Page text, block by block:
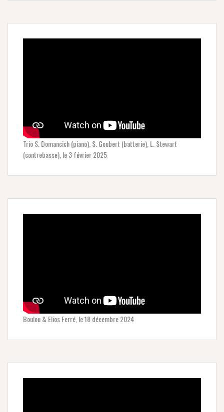
Trio S. Domancich (piano), S. Goubert (batterie), L. Stewart
(contrebasse), le 3 février 2025
Boulou & Elios Ferré, le 18 décembre 2024